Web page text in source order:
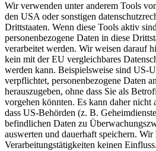
Wir verwenden unter anderem Tools
den USA oder sonstigen
Drittstaaten. Wenn diese Tools aktiv
personenbezogene Daten in diese
verarbeitet werden. Wir weisen darauf
kein mit der EU vergleichbares
werden kann. Beispielsweise sind US-
verpflichtet, personenbezogene Daten
herauszugeben, ohne dass Sie als
vorgehen könnten. Es kann daher nicht
dass US-Behörden (z. B.
befindlichen Daten zu
auswerten und dauerhaft speichern. Wir
Verarbeitungstätigkeiten keinen Einfluss.